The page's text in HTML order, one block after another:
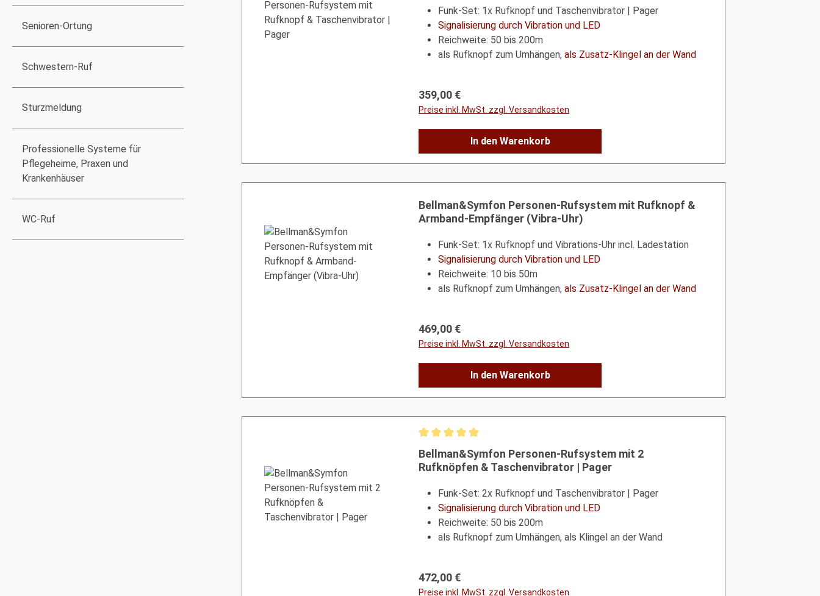
Senioren-Ortung
Schwestern-Ruf
Sturzmeldung
Professionelle Systeme für
Pflegeheime, Praxen und
Krankenhäuser
WC-Ruf
Funk-Set: 1x Rufknopf und Taschenvibrator | Pager
Signalisierung durch Vibration und LED
Reichweite: 50 bis 200m
als Rufknopf zum Umhängen, als Zusatz-Klingel an der Wand
Regulärer Preis:
359,00 €
Preise inkl. MwSt. zzgl. Versandkosten
In den Warenkorb
Bellman&Symfon Personen-Rufsystem mit Rufknopf &
Armband-Empfänger (Vibra-Uhr)
Funk-Set: 1x Rufknopf und Vibrations-Uhr incl. Ladestation
Signalisierung durch Vibration und LED
Reichweite: 10 bis 50m
als Rufknopf zum Umhängen, als Zusatz-Klingel an der Wand
Regulärer Preis:
469,00 €
Preise inkl. MwSt. zzgl. Versandkosten
In den Warenkorb
Durchschnittliche Bewertung von 5 von 5 Sternen
Bellman&Symfon Personen-Rufsystem mit 2
Rufknöpfen & Taschenvibrator | Pager
Funk-Set: 2x Rufknopf und Taschenvibrator | Pager
Signalisierung durch Vibration und LED
Reichweite: 50 bis 200m
als Rufknopf zum Umhängen, als Klingel an der Wand
Regulärer Preis:
472,00 €
Preise inkl. MwSt. zzgl. Versandkosten